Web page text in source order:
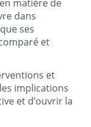
matière de
dans
ses
et
et
implications
et d’ouvrir la